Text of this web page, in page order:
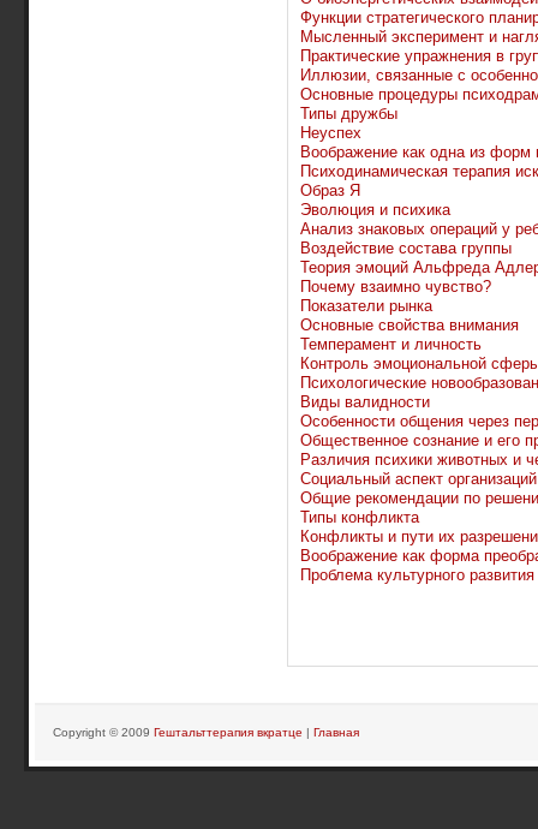
Функции стратегического
Мысленный эксперимент и
Практические упражнения в
Иллюзии, связанные с
Основные процедуры
Типы дружбы
Неуспех
Воображение как одна из форм
Психодинамическая терапия
Образ Я
Эволюция и психика
Анализ знаковых операций у
Воздействие состава группы
Теория эмоций Альфреда
Почему взаимно чувство?
Показатели рынка
Основные свойства внимания
Темперамент и личность
Контроль эмоциональной
Психологические
Виды валидности
Особенности общения через
Общественное сознание и его
Различия психики животных и
Социальный аспект организаций
Общие рекомендации по
Типы конфликта
Конфликты и пути их
Воображение как форма
Проблема культурного
Copyright © 2009 Гештальттерапия вкратце | Главная